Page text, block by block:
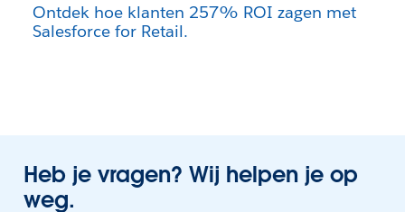
Ontdek hoe klanten 257% ROI zagen met
Salesforce for Retail.
Heb je vragen? Wij helpen je op
weg.